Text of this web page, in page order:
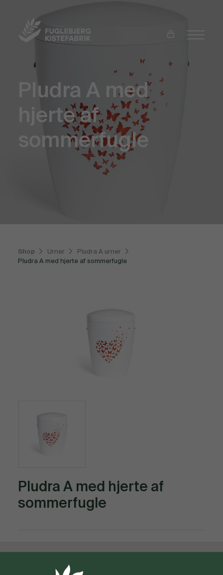
Pludra A med
hjerte af
sommerfugle
Shop Urner
Pludra A urner
Pludra A med hjerte af sommerfugle
Pludra A med hjerte af
sommerfugle